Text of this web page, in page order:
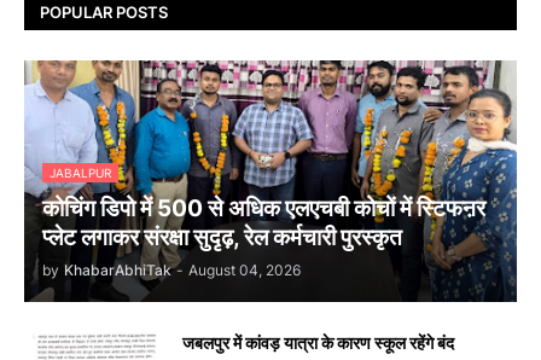
POPULAR POSTS
JABALPUR
कोचिंग डिपो में 500 से अधिक एलएचबी कोचों में स्टिफऩर
प्लेट लगाकर संरक्षा सुदृढ़, रेल कर्मचारी पुरस्कृत
by KhabarAbhiTak - August 04, 2026
जबलपुर में कांवड़ यात्रा के कारण स्कूल रहेंगे बंद